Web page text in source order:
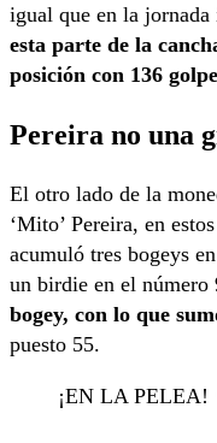
igual que en la
esta parte de la
posición con 136
Pereira no una
El otro lado de la
‘Mito’ Pereira, en
acumuló tres bogeys
un birdie en el número
bogey, con lo que
puesto 55.
¡EN LA PELEA!